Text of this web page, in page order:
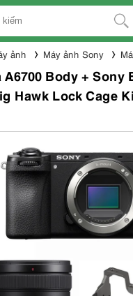
ảnh Máy ảnh Sony
Body + Sony
Hawk Lock Cage